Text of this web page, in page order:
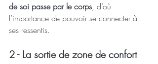
de soi passe par le corps, d’où
l’importance de pouvoir se connecter à
ses ressentis.
2 - La sortie de zone de confort